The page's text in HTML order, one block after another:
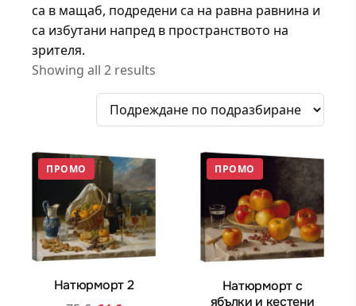
са в мащаб, подредени са на равна равнина и
са избутани напред в пространството на
зрителя.
Showing all 2 results
ПРОМО
Натюрморт 2
ПРОМО
Натюрморт с
ябълки и кестени